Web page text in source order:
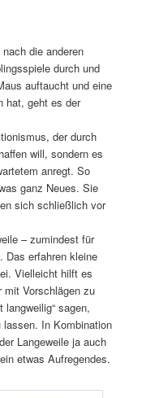
die anderen
durch und
auftaucht und eine
hat, geht es der
der durch
will, sondern es
anregt. So
ganz Neues. Sie
sich schließlich vor
– zumindest für
Das erfahren kleine
Vielleicht hilft es
mit Vorschlägen zu
sagen,
In Kombination
Langeweile ja auch
etwas Aufregendes.